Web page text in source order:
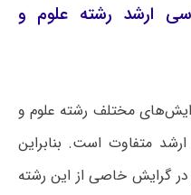
ارشد رشته علوم و
مختلف رشته علوم و
متفاوت است. بنابراین
در گرایش خاصی از این رشته